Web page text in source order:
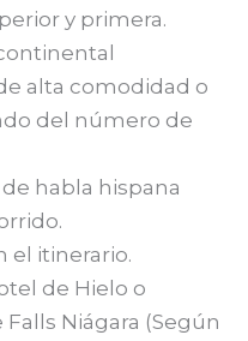
y primera.
alta comodidad o
del número de
habla hispana
el itinerario.
de Hielo o
Niágara (Según